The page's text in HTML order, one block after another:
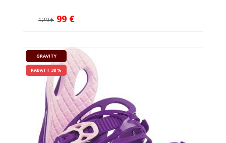
129 € 99 €
GRAVITY
RABATT 38 %